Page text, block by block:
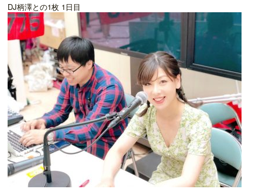
DJ柄澤との1枚 1日目